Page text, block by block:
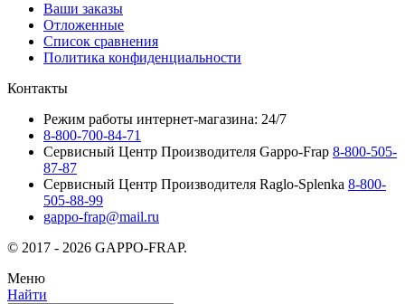
Ваши заказы
Отложенные
Список сравнения
Политика конфиденциальности
Контакты
Режим работы интернет-магазина: 24/7
8-800-700-84-71
Сервисный Центр Производителя Gappo-Frap 8-800-505-
87-87
Сервисный Центр Производителя Raglo-Splenka 8-800-
505-88-99
gappo-frap@mail.ru
© 2017 - 2026 GAPPO-FRAP.
Меню
Найти